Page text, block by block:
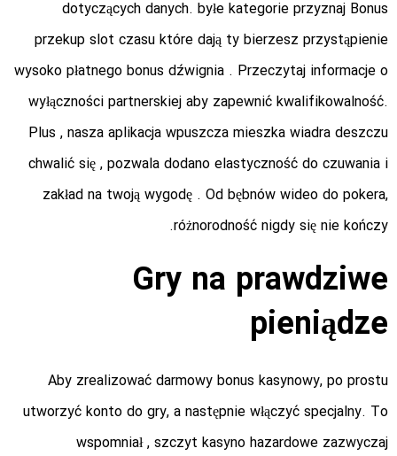
dotyczących danych. byłe kategorie przyznaj Bonus
przekup slot czasu które dają ty bierzesz przystąpienie
wysoko płatnego bonus dźwignia . Przeczytaj informacje o
wyłączności partnerskiej aby zapewnić kwalifikowalność.
Plus , nasza aplikacja wpuszcza mieszka wiadra deszczu
chwalić się , pozwala dodano elastyczność do czuwania i
zakład na twoją wygodę . Od bębnów wideo do pokera,
różnorodność nigdy się nie kończy.
Gry na prawdziwe
pieniądze
Aby zrealizować darmowy bonus kasynowy, po prostu
utworzyć konto do gry, a następnie włączyć specjalny. To
wspomniał , szczyt kasyno hazardowe zazwyczaj